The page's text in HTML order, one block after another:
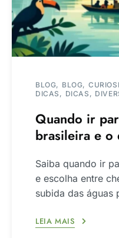
BLOG BLOG
DICAS
DICAS
Quando ir
brasileira e o
Saiba quando ir
e escolha entre
subida das águas
LEIA MAIS